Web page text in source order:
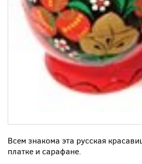
Всем знакома эта русская
платке и сарафане.